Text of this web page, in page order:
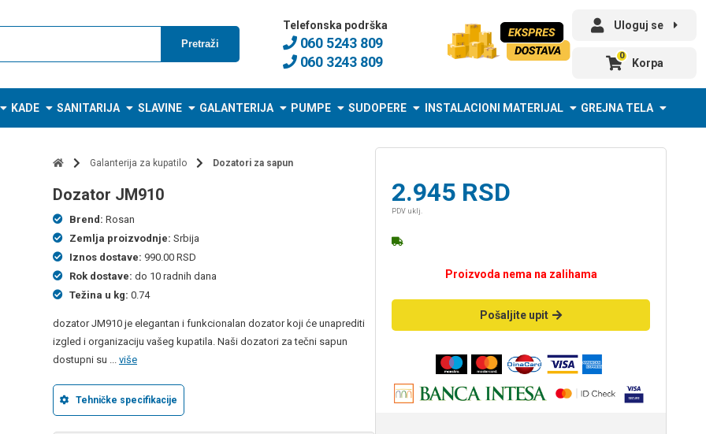
Pretraži
Telefonska podrška
060 5243 809
060 3243 809
Uloguj se
0
Korpa
KADE SANITARIJA SLAVINE GALANTERIJA PUMPE SUDOPERE INSTALACIONI MATERIJAL GREJNA TELA
Galanterija za kupatilo Dozatori za sapun
dozator JM910
Brend: Rosan
Zemlja proizvodnje: Srbija
Iznos dostave: 990.00 RSD
Rok dostave: do 10 radnih dana
Težina u kg: 0.74
dozator JM910 je elegantan i funkcionalan dozator koji će unaprediti
izgled i organizaciju vašeg kupatila. Naši dozatori za tečni sapun
dostupni su ... više
Tehničke specifikacije
2.945 RSD
PDV uklj.
Proizvoda nema na zalihama
Pošaljite upit